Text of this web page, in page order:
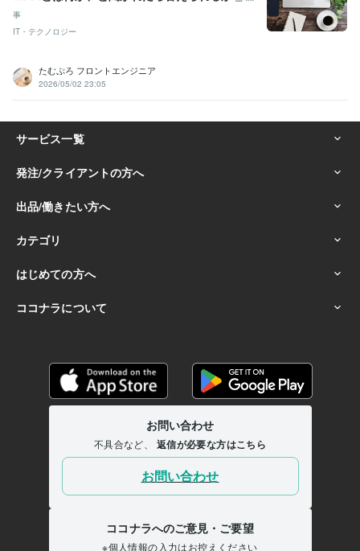
事
IT・テクノロジー
たむぷろ フロントエンジニア
2026/05/02 23:05